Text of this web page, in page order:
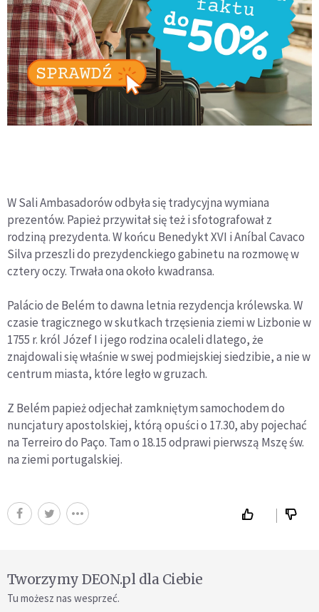
W Sali Ambasadorów odbyła się tradycyjna wymiana
prezentów. Papież przywitał się też i sfotografował z
rodziną prezydenta. W końcu Benedykt XVI i Aníbal Cavaco
Silva przeszli do prezydenckiego gabinetu na rozmowę w
cztery oczy. Trwała ona około kwadransa.
Palácio de Belém to dawna letnia rezydencja królewska. W
czasie tragicznego w skutkach trzęsienia ziemi w Lizbonie w
1755 r. król Józef I i jego rodzina ocaleli dlatego, że
znajdowali się właśnie w swej podmiejskiej siedzibie, a nie w
centrum miasta, które legło w gruzach.
Z Belém papież odjechał zamkniętym samochodem do
nuncjatury apostolskiej, którą opuści o 17.30, aby pojechać
na Terreiro do Paço. Tam o 18.15 odprawi pierwszą Mszę św.
na ziemi portugalskiej.
Tworzymy DEON.pl dla Ciebie
Tu możesz nas wesprzeć.